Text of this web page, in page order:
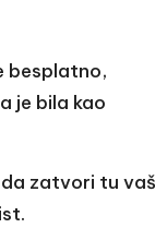
besplatno,
je bila kao
zatvori tu